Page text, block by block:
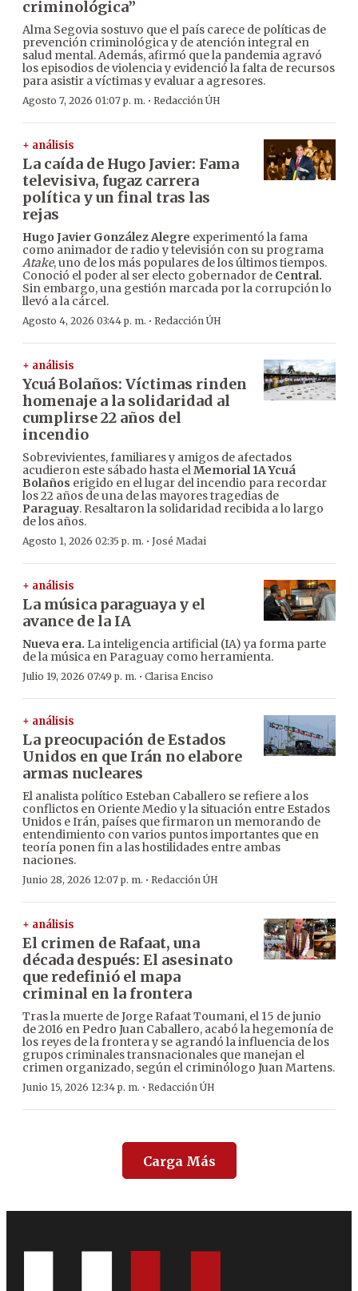
criminológica”
Alma Segovia sostuvo que el país carece de políticas de
prevención criminológica y de atención integral en
salud mental. Además, afirmó que la pandemia agravó
los episodios de violencia y evidenció la falta de recursos
para asistir a víctimas y evaluar a agresores.
Agosto 7, 2026 01:07 p. m. · Redacción ÚH
+ análisis
La caída de Hugo Javier: Fama
televisiva, fugaz carrera
política y un final tras las
rejas
Hugo Javier González Alegre experimentó la fama
como animador de radio y televisión con su programa
Atake, uno de los más populares de los últimos tiempos.
Conoció el poder al ser electo gobernador de Central.
Sin embargo, una gestión marcada por la corrupción lo
llevó a la cárcel.
Agosto 4, 2026 03:44 p. m. · Redacción ÚH
+ análisis
Ycuá Bolaños: Víctimas rinden
homenaje a la solidaridad al
cumplirse 22 años del
incendio
Sobrevivientes, familiares y amigos de afectados
acudieron este sábado hasta elMemorial 1A Ycuá
Bolaños erigido en el lugar del incendio para recordar
los 22 años de una de las mayores tragedias de
Paraguay. Resaltaron la solidaridad recibida a lo largo
de los años.
Agosto 1, 2026 02:35 p. m. · José Madai
+ análisis
La música paraguaya y el
avance de la IA
Nueva era. La inteligencia artificial (IA) ya forma parte
de la música en Paraguay como herramienta.
Julio 19, 2026 07:49 p. m. · Clarisa Enciso
+ análisis
La preocupación de Estados
Unidos en que Irán no elabore
armas nucleares
El analista político Esteban Caballero se refiere a los
conflictos en Oriente Medio y la situación entre Estados
Unidos e Irán, países que firmaron un memorando de
entendimiento con varios puntos importantes que en
teoría ponen fin a las hostilidades entre ambas
naciones.
Junio 28, 2026 12:07 p. m. · Redacción ÚH
+ análisis
El crimen de Rafaat, una
década después: El asesinato
que redefinió el mapa
criminal en la frontera
Tras la muerte de Jorge Rafaat Toumani, el 15 de junio
de 2016 en Pedro Juan Caballero, acabó la hegemonía de
los reyes de la frontera y se agrandó la influencia de los
grupos criminales transnacionales que manejan el
crimen organizado, según el criminólogo Juan Martens.
Junio 15, 2026 12:34 p. m. · Redacción ÚH
Carga Más